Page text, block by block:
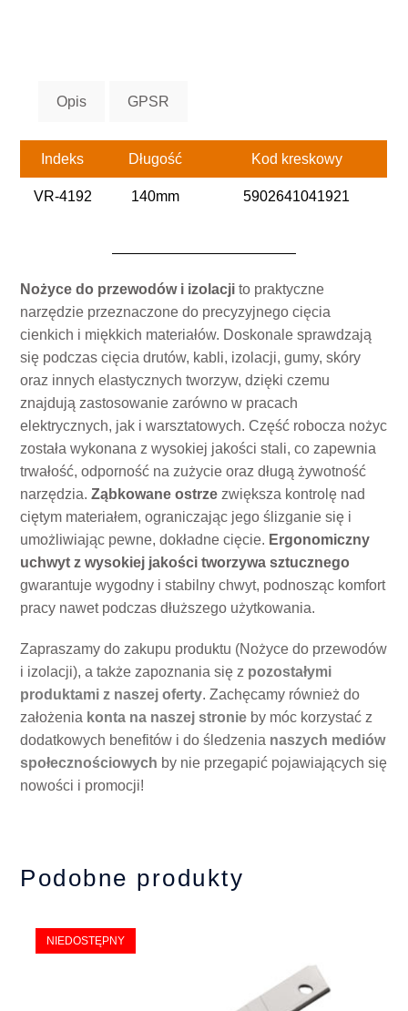
Opis GPSR
Indeks Długość Kod kreskowy
VR-4192 140mm 5902641041921
Nożyce do przewodów i izolacji to praktyczne
narzędzie przeznaczone do precyzyjnego cięcia
cienkich i miękkich materiałów. Doskonale sprawdzają
się podczas cięcia drutów, kabli, izolacji, gumy, skóry
oraz innych elastycznych tworzyw, dzięki czemu
znajdują zastosowanie zarówno w pracach
elektrycznych, jak i warsztatowych. Część robocza nożyc
została wykonana z wysokiej jakości stali, co zapewnia
trwałość, odporność na zużycie oraz długą żywotność
narzędzia.Ząbkowane ostrze zwiększa kontrolę nad
ciętym materiałem, ograniczając jego ślizganie się i
umożliwiając pewne, dokładne cięcie. Ergonomiczny
uchwyt z wysokiej jakości tworzywa sztucznego
gwarantuje wygodny i stabilny chwyt, podnosząc komfort
pracy nawet podczas dłuższego użytkowania.
Zapraszamy do zakupu produktu (Nożyce do przewodów
i izolacji), a także zapoznania się z pozostałymi
produktami z naszej oferty. Zachęcamy również do
założenia konta na naszej stronie by móc korzystać z
dodatkowych benefitów i do śledzenia naszych mediów
społecznościowych by nie przegapić pojawiających się
nowości i promocji!
Podobne produkty
NIEDOSTĘPNY